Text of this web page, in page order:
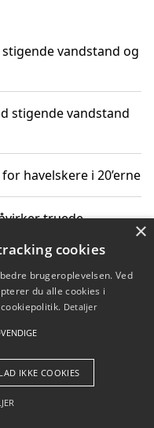
vandstand og
stigende vandstand
havelskere i 20’erne
truede
til
Aps
×
cookies
brugeroplevelsen. Ved
du alle cookies i
Detaljer
IKKE COOKIES